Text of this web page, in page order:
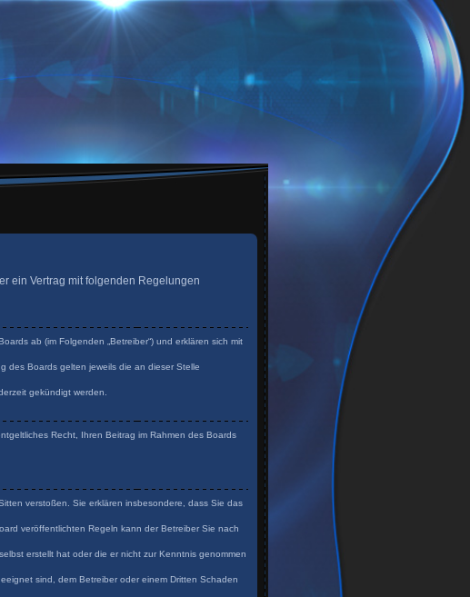
ein Vertrag mit folgenden Regelungen
ab (im Folgenden „Betreiber“) und erklären sich mit
des Boards gelten jeweils die an dieser Stelle
gekündigt werden.
Recht, Ihren Beitrag im Rahmen des Boards
verstoßen. Sie erklären insbesondere, dass Sie das
veröffentlichten Regeln kann der Betreiber Sie nach
erstellt hat oder die er nicht zur Kenntnis genommen
sind, dem Betreiber oder einem Dritten Schaden